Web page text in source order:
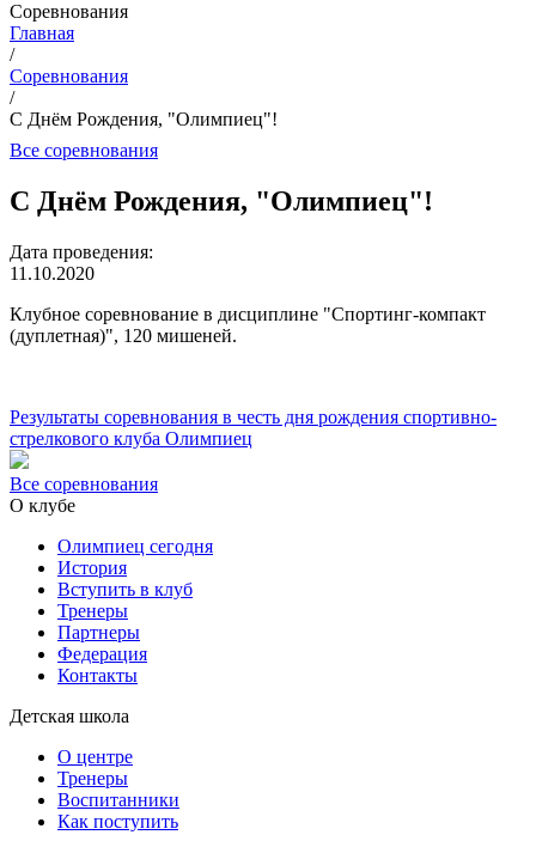
Соревнования
Вы здесь
Главная
/
Соревнования
/
С Днём Рождения, "Олимпиец"!
Все соревнования
С Днём Рождения, "Олимпиец"!
Дата проведения:
11.10.2020
Клубное соревнование в дисциплине "Спортинг-компакт
(дуплетная)", 120 мишеней.
Результаты соревнования в честь дня рождения спортивно-
стрелкового клуба Олимпиец
Все соревнования
О клубе
Олимпиец сегодня
История
Вступить в клуб
Тренеры
Партнеры
Федерация
Контакты
Детская школа
О центре
Тренеры
Воспитанники
Как поступить